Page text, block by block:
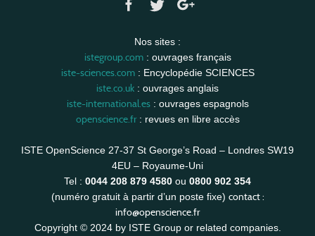
Nos sites :
istegroup.com: ouvrages français
iste-sciences.com: Encyclopédie SCIENCES
iste.co.uk : ouvrages anglais
iste-international.es: ouvrages espagnols
openscience.fr: revues en libre accès
ISTE OpenScience 27-37 St George’s Road – Londres SW19
4EU – Royaume-Uni
Tel : 0044 208 879 4580 ou 0800 902 354
(numéro gratuit à partir d’un poste fixe) contact :
info@openscience.fr
Copyright © 2024 by ISTE Group or related companies.